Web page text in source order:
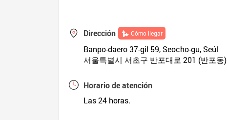
Dirección Cómo llegar
Banpo-daero 37-gil 59, Seocho-gu, Seúl
서울특별시 서초구 반포대로 201 (반포동)
Horario de atención
Las 24 horas.